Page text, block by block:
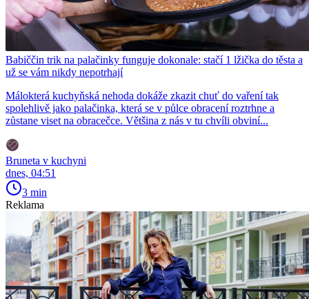
Babiččin trik na palačinky funguje dokonale: stačí 1 lžička do těsta a
už se vám nikdy nepotrhají
Málokterá kuchyňská nehoda dokáže zkazit chuť do vaření tak
spolehlivě jako palačinka, která se v půlce obracení roztrhne a
zůstane viset na obracečce. Většina z nás v tu chvíli obviní...
Bruneta v kuchyni
dnes, 04:51
3 min
Reklama